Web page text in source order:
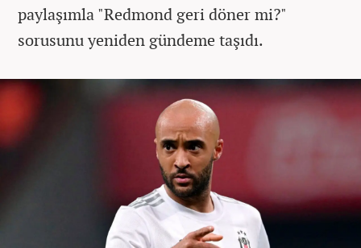
paylaşımla"Redmond geri döner mi?"
sorusunu yeniden gündeme taşıdı.